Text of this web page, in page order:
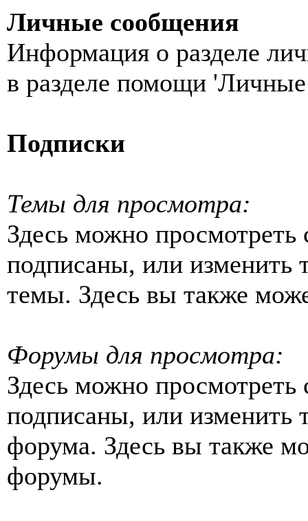
Личные сообщения
Информация о разделе
в разделе помощи
Подписки
Темы для просмотра:
Здесь можно
подписаны, или изменить
темы. Здесь вы также
Форумы для просмотра:
Здесь можно
подписаны, или изменить
форума. Здесь вы также
форумы.